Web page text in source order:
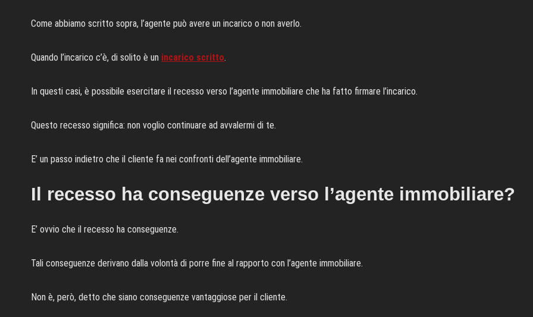
Come abbiamo scritto sopra, l’agente può avere un incarico o non averlo.
Quando l’incarico c’è, di solito è un incarico scritto.
In questi casi, è possibile esercitare il recesso verso l’agente immobiliare che ha fatto firmare l’incarico.
Questo recesso significa: non voglio continuare ad avvalermi di te.
E’ un passo indietro che il cliente fa nei confronti dell’agente immobiliare.
Il recesso ha conseguenze verso l’agente immobiliare?
E’ ovvio che il recesso ha conseguenze.
Tali conseguenze derivano dalla volontà di porre fine al rapporto con l’agente immobiliare.
Non è, però, detto che siano conseguenze vantaggiose per il cliente.